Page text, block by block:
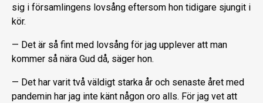
sig i församlingens lovsång eftersom hon tidigare sjungit i
kör.
— Det är så fint med lovsång för jag upplever att man
kommer så nära Gud då, säger hon.
— Det har varit två väldigt starka år och senaste året med
pandemin har jag inte känt någon oro alls. För jag vet att